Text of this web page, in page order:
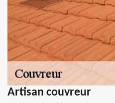
Artisan couvreur